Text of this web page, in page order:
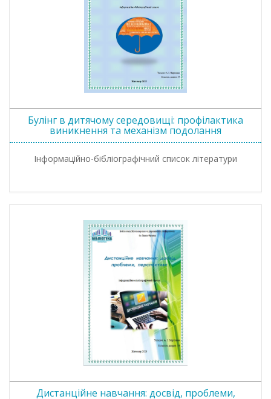
Булінг в дитячому середовищі: профілактика
виникнення та механізм подолання
Інформаційно-бібліографічний список літератури
Дистанційне навчання: досвід, проблеми,